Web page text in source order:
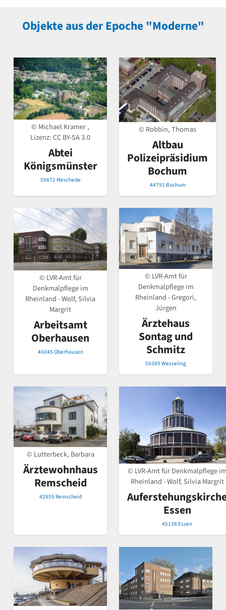
Objekte aus der Epoche "Moderne"
© Michael Kramer ,
Lizenz:CC BY-SA 3.0
Abtei
Königsmünster
59872 Meschede
© Robbin, Thomas
Altbau
Polizeipräsidium
Bochum
44791 Bochum
© LVR-Amt für
Denkmalpflege im
Rheinland - Wolf, Silvia
Margrit
Arbeitsamt
Oberhausen
46045 Oberhausen
© LVR-Amt für
Denkmalpflege im
Rheinland - Gregori,
Jürgen
Ärztehaus
Sontag und
Schmitz
50389 Wesseling
© Lutterbeck, Barbara
Ärztewohnhaus
Remscheid
42859 Remscheid
© LVR-Amt für Denkmalpflege
Rheinland - Wolf, Silvia Margrit
Essen
45138 Essen